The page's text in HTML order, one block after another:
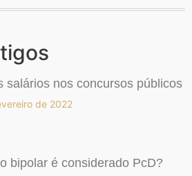
salários nos concursos públicos
de 2022
bipolar é considerado PcD?